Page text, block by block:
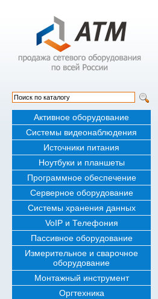
Активное оборудование
Системы видеонаблюдения
Источники питания
Ноутбуки и планшеты
Программное обеспечение
Серверное оборудование
Системы хранения данных
VoIP и Телефония
Пассивное оборудование
Измерительное и сварочное
оборудование
Монтажный инструмент
Оргтехника